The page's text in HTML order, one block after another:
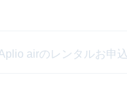
airのレンタルお申